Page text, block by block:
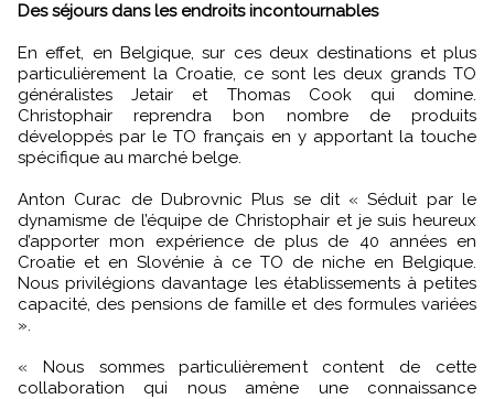
Des séjours dans les endroits incontournables
En effet, en Belgique, sur ces deux destinations et plus
particulièrement la Croatie, ce sont les deux grands TO
généralistes Jetair et Thomas Cook qui domine.
Christophair reprendra bon nombre de produits
développés par le TO français en y apportant la touche
spécifique au marché belge.
Anton Curac de Dubrovnic Plus se dit « Séduit par le
dynamisme de l’équipe de Christophair et je suis heureux
d’apporter mon expérience de plus de 40 années en
Croatie et en Slovénie à ce TO de niche en Belgique.
Nous privilégions davantage les établissements à petites
capacité, des pensions de famille et des formules variées
».
« Nous sommes particulièrement content de cette
collaboration qui nous amène une connaissance